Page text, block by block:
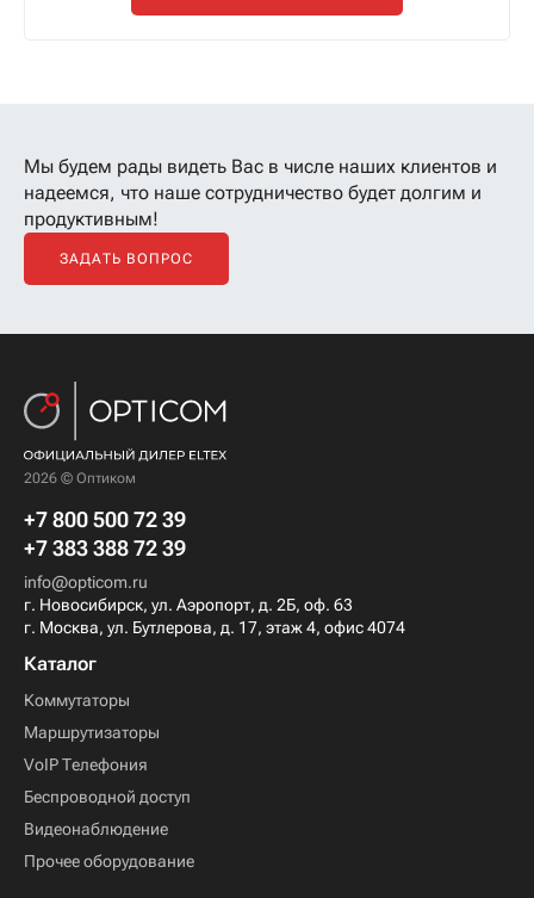
Мы будем рады видеть Вас в числе наших клиентов и
надеемся, что наше сотрудничество будет долгим и
продуктивным!
ЗАДАТЬ ВОПРОС
2026 © Оптиком
+7 800 500 72 39
+7 383 388 72 39
info@opticom.ru
г. Новосибирск, ул. Аэропорт, д. 2Б, оф. 63
г. Москва, ул. Бутлерова, д. 17, этаж 4, офис 4074
Каталог
Коммутаторы
Маршрутизаторы
VoIP Телефония
Беспроводной доступ
Видеонаблюдение
Прочее оборудование